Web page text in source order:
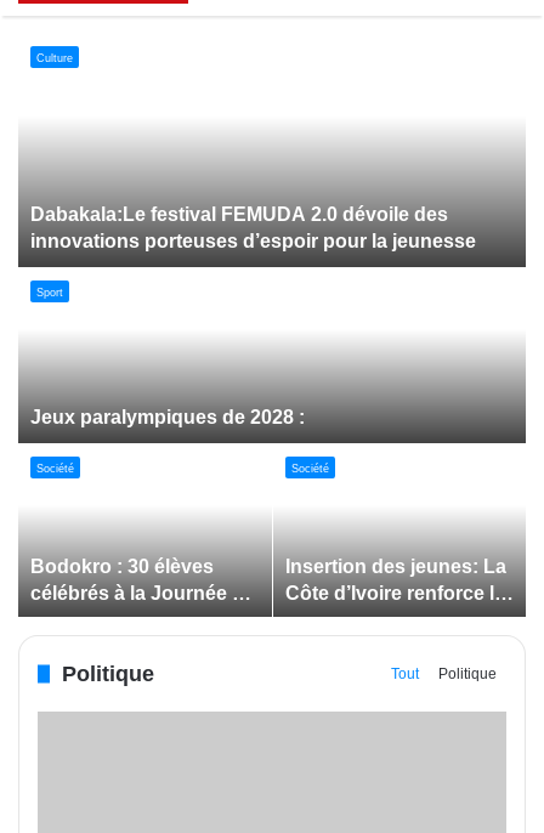
Culture
Dabakala:Le festival FEMUDA 2.0 dévoile des
innovations porteuses d’espoir pour la jeunesse
Sport
Jeux paralympiques de 2028 :
Société
Bodokro : 30 élèves
célébrés à la Journée de
l’Excellence du Lycée
Société
Insertion des jeunes: La
Côte d’Ivoire renforce le
suivi des conventions
Politique Tout Politique